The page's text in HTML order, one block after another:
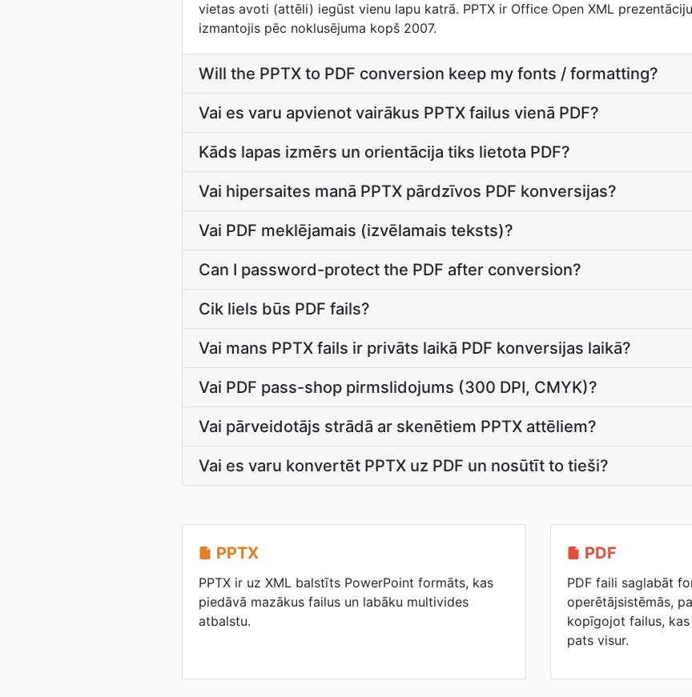
vietas avoti (attēli) iegūst vienu lapu katrā. PPTX ir Office Open XML
izmantojis pēc noklusējuma kopš 2007.
Will the PPTX to PDF conversion keep my fonts / formatting?
Vai es varu apvienot vairākus PPTX failus vienā PDF?
Kāds lapas izmērs un orientācija tiks lietota PDF?
Vai hipersaites manā PPTX pārdzīvos PDF konversijas?
Vai PDF meklējamais (izvēlamais teksts)?
Can I password-protect the PDF after conversion?
Cik liels būs PDF fails?
Vai mans PPTX fails ir privāts laikā PDF konversijas laikā?
Vai PDF pass-shop pirmslidojums (300 DPI, CMYK)?
Vai pārveidotājs strādā ar skenētiem PPTX attēliem?
Vai es varu konvertēt PPTX uz PDF un nosūtīt to tieši?
PPTX
PPTX ir uz XML balstīts PowerPoint formāts, kas
piedāvā mazākus failus un labāku multivides
atbalstu.
PDF
PDF faili saglabāt
operētājsistēmās,
kopīgojot failus,
pats visur.